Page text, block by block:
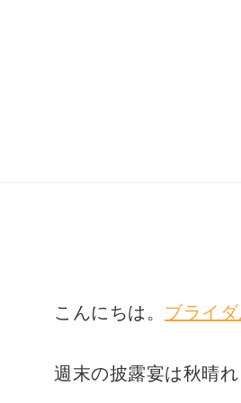
こんにちは。 ブライ
週末の披露宴は秋晴れ